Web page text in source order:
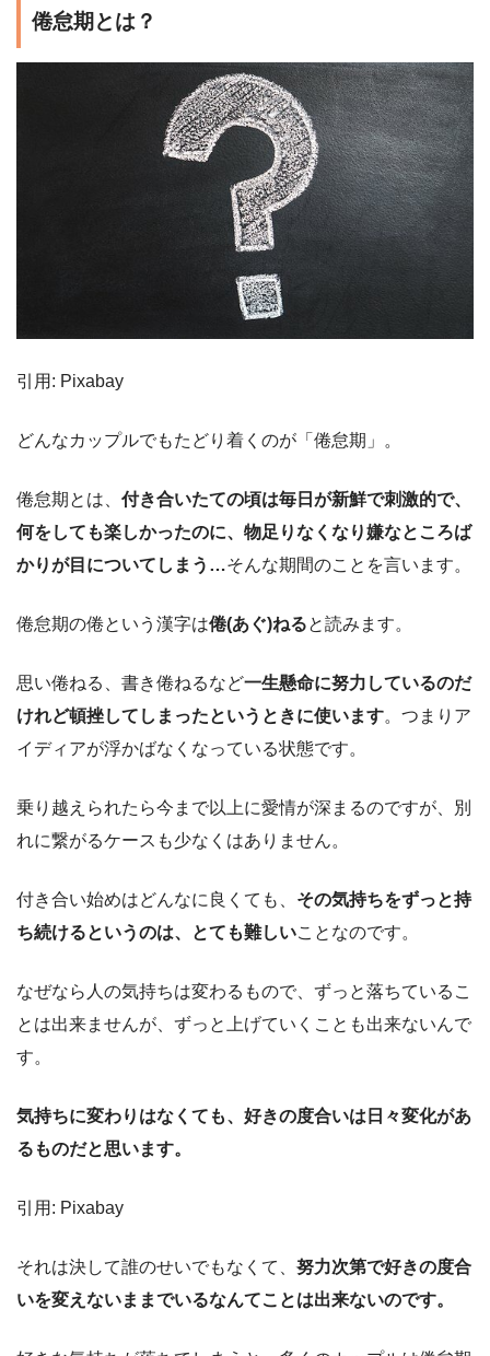
倦怠期とは？
引用: Pixabay
どんなカップルでもたどり着くのが「倦怠期」。
倦怠期とは、 付き合いたての頃は毎日が新鮮で刺激的で、
何をしても楽しかったのに、物足りなくなり嫌なところば
かりが目についてしまう…そんな期間のことを言います。
倦怠期の倦という漢字は倦(あぐ)ねると読みます。
思い倦ねる、書き倦ねるなど一生懸命に努力しているのだ
けれど頓挫してしまったというときに使います。つまりア
イディアが浮かばなくなっている状態です。
乗り越えられたら今まで以上に愛情が深まるのですが、別
れに繋がるケースも少なくはありません。
付き合い始めはどんなに良くても、 その気持ちをずっと持
ち続けるというのは、とても難しいことなのです。
なぜなら人の気持ちは変わるもので、ずっと落ちているこ
とは出来ませんが、ずっと上げていくことも出来ないんで
す。
気持ちに変わりはなくても、好きの度合いは 日々変化があ
るものだと思います。
引用: Pixabay
それは決して誰のせいでもなくて、努力次第で好きの度合
いを変えないままでいるなんてことは出来ないのです。